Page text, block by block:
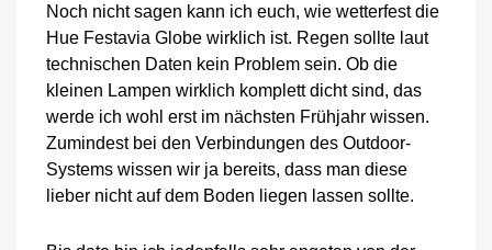
Noch nicht sagen kann ich euch, wie wetterfest die
Hue Festavia Globe wirklich ist. Regen sollte laut
technischen Daten kein Problem sein. Ob die
kleinen Lampen wirklich komplett dicht sind, das
werde ich wohl erst im nächsten Frühjahr wissen.
Zumindest bei den Verbindungen des Outdoor-
Systems wissen wir ja bereits, dass man diese
lieber nicht auf dem Boden liegen lassen sollte.